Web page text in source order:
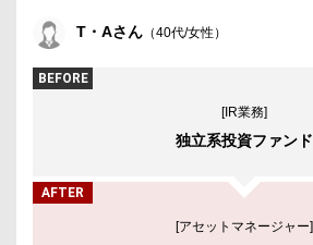
T・Aさん （40代/女性）
BEFORE
[IR業務]
独立系投資ファンド
AFTER
[アセットマネージャー]